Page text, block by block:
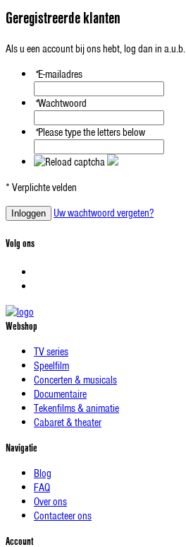
Geregistreerde klanten
Als u een account bij ons hebt, log dan in a.u.b.
*E-mailadres
*Wachtwoord
*Please type the letters below
* Verplichte velden
Inloggen Uw wachtwoord vergeten?
Volg ons
Webshop
TV series
Speelfilm
Concerten & musicals
Documentaire
Tekenfilms & animatie
Cabaret & theater
Navigatie
Blog
FAQ
Over ons
Contacteer ons
Account